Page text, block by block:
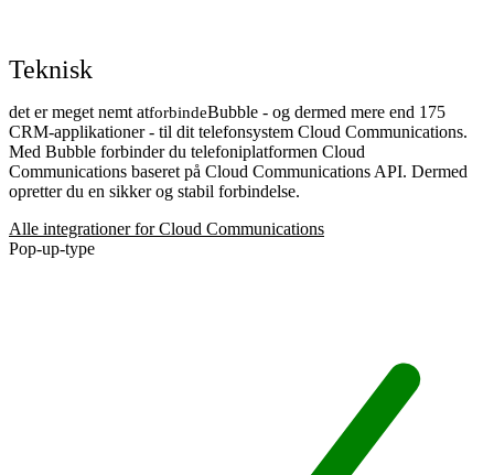
Teknisk
det er meget nemt atforbindeBubble - og dermed mere end 175
CRM-applikationer - til dit telefonsystem Cloud Communications.
Med Bubble forbinder du telefoniplatformen Cloud
Communications baseret på Cloud Communications API. Dermed
opretter du en sikker og stabil forbindelse.
Alle integrationer for Cloud Communications
Pop-up-type